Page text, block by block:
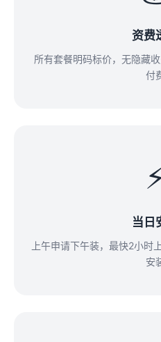
资费
所有套餐明码标价，无隐藏
付
当日
上午申请下午装，最快2小时
安